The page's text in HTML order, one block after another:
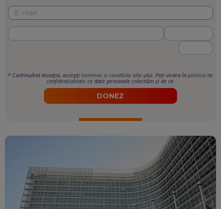
* Continuând donația, accepți termenii si condițiile site-ului. Poți vedea în politica de
confidențialitate ce date personale colectăm și de ce.
DONEZ